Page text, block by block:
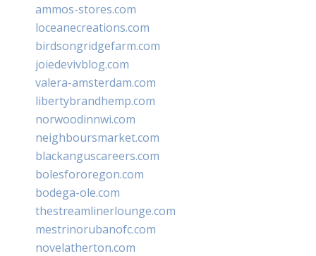
ammos-stores.com
loceanecreations.com
birdsongridgefarm.com
joiedevivblog.com
valera-amsterdam.com
libertybrandhemp.com
norwoodinnwi.com
neighboursmarket.com
blackanguscareers.com
bolesfororegon.com
bodega-ole.com
thestreamlinerlounge.com
mestrinorubanofc.com
novelatherton.com